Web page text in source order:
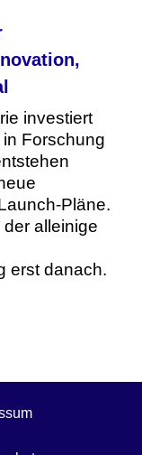
investiert
Forschung
Pläne.
alleinige
erst danach.